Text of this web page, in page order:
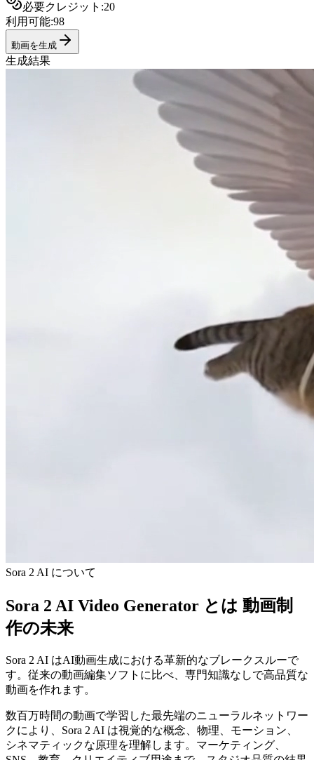
必要クレジット:20
利用可能:98
動画を生成
生成結果
Sora 2 AI について
Sora 2 AI Video Generator とは 動画制
作の未来
Sora 2 AI はAI動画生成における革新的なブレークスルーで
す。従来の動画編集ソフトに比べ、専門知識なしで高品質な
動画を作れます。
数百万時間の動画で学習した最先端のニューラルネットワー
クにより、Sora 2 AI は視覚的な概念、物理、モーション、
シネマティックな原理を理解します。マーケティング、